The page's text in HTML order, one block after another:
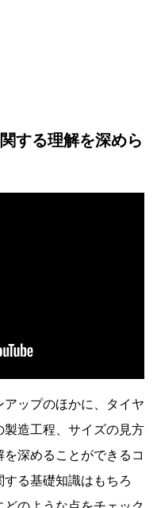
する理解を深めら
ップのほかに、タイヤ
造工程、サイズの見方
深めることができるコ
る基礎知識はもちろ